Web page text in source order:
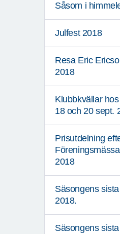
Såsom i
Julfest 2018
Resa Eric
2018
Klubbkvällar
18 och 20 sept.
Prisutdelning
2018
Säsongens
2018.
Säsongens